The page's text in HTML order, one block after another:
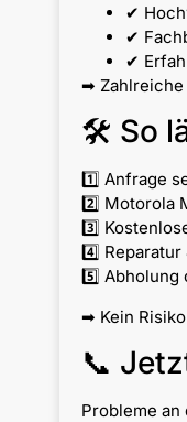
✔
✔
✔
➡ Zahlreiche
🛠 So
1️⃣ Anfrage
2️⃣ Motorola
3️⃣
4️⃣
5️⃣ Abholung
➡ Kein
📞
Probleme